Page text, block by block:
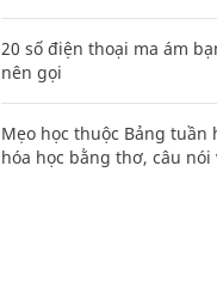
20 số điện thoại ma ám
nên gọi
Mẹo học thuộc Bảng tuần
hóa học bằng thơ, câu nói